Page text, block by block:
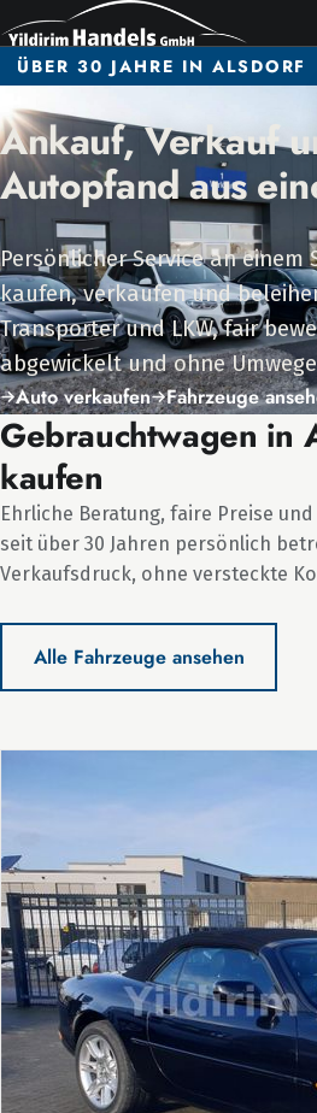
ÜBER 30 JAHRE IN ALSDORF
Ankauf, Verkauf
Autopfand aus
Persönlicher Service an einem
kaufen, verkaufen und
Transporter und LKW, fair
abgewickelt und ohne
Auto verkaufen Fahrzeuge
Gebrauchtwagen in
kaufen
Ehrliche Beratung, faire Preise und
seit über 30 Jahren persönlich
Verkaufsdruck, ohne versteckte
Alle Fahrzeuge ansehen